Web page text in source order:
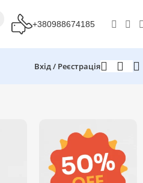
+380988674185
Вхід / Реєстрація